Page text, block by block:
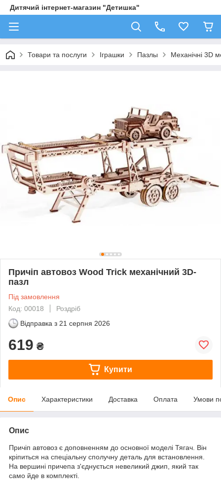
Дитячий інтернет-магазин "Детишка"
Товари та послуги Іграшки Пазлы Механічні 3D
Причіп автовоз Wood Trick механічний 3D-
пазл
Під замовлення
Код: 00018
Роздріб
Відправка з 21 серпня 2026
619 ₴
Купити
Опис Характеристики Доставка Оплата Умови
Опис
Причіп автовоз є доповненням до основної моделі Тягач. Він
кріпиться на спеціальну сполучну деталь для встановлення.
На вершині причепа з'єднується невеликий джип, який так
само йде в комплекті.